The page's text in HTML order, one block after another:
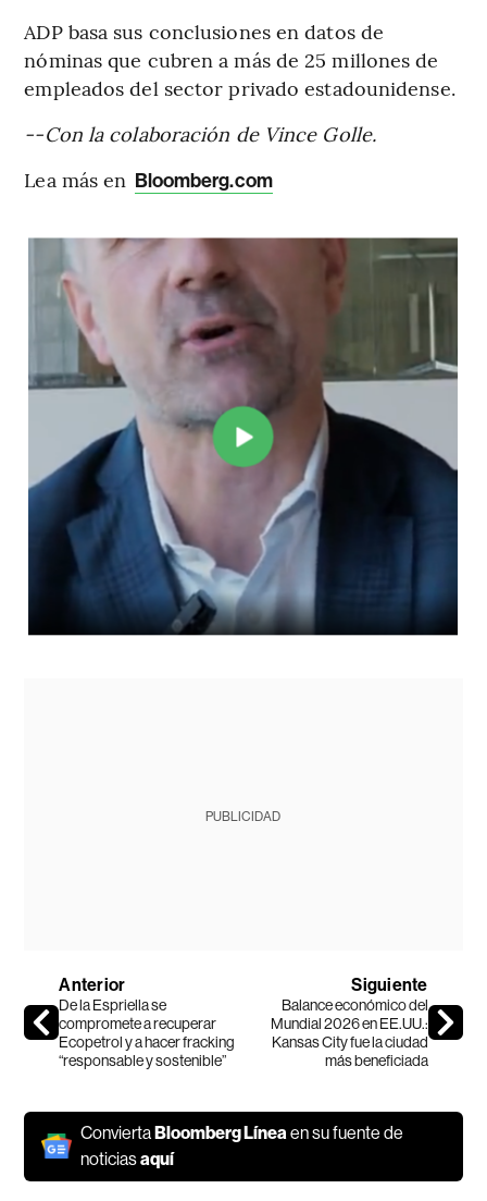
ADP basa sus conclusiones en datos de
nóminas que cubren a más de 25 millones de
empleados del sector privado estadounidense.
--Con la colaboración de Vince Golle.
Lea más en Bloomberg.com
PUBLICIDAD
Anterior
De la Espriella se
compromete a recuperar
Ecopetrol y a hacer fracking
“responsable y sostenible”
Siguiente
Balance económico del
Mundial 2026 en EE.UU.:
Kansas City fue la ciudad
más beneficiada
ConviertaBloomberg Línea en su fuente de
noticiasaquí